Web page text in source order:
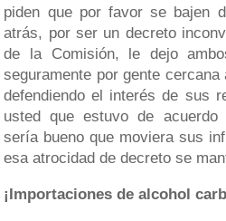
piden que por favor se bajen
atrás, por ser un decreto
de la Comisión, le dejo
seguramente por gente
defendiendo el interés de sus
usted que estuvo de acuerdo
sería bueno que moviera sus
esa atrocidad de decreto se
¡Importaciones de alcohol